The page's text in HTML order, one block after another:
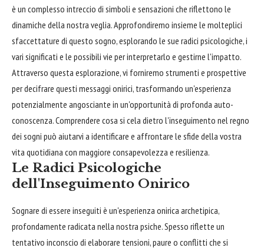
è un complesso intreccio di simboli e sensazioni che riflettono le
dinamiche della nostra veglia. Approfondiremo insieme le molteplici
sfaccettature di questo sogno, esplorando le sue radici psicologiche, i
vari significati e le possibili vie per interpretarlo e gestirne l'impatto.
Attraverso questa esplorazione, vi forniremo strumenti e prospettive
per decifrare questi messaggi onirici, trasformando un'esperienza
potenzialmente angosciante in un'opportunità di profonda auto-
conoscenza. Comprendere cosa si cela dietro l'inseguimento nel regno
dei sogni può aiutarvi a identificare e affrontare le sfide della vostra
vita quotidiana con maggiore consapevolezza e resilienza.
Le Radici Psicologiche
dell'Inseguimento Onirico
Sognare di essere inseguiti è un'esperienza onirica archetipica,
profondamente radicata nella nostra psiche. Spesso riflette un
tentativo inconscio di elaborare tensioni, paure o conflitti che si